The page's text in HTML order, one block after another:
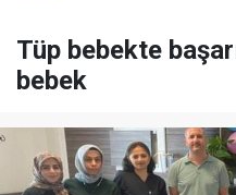
Tüp bebekte
bebek